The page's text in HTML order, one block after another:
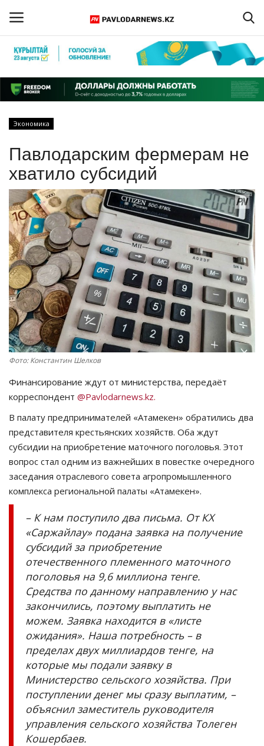
Регистрация
Главная
ПАВЛОДАРСКАЯ ОБЛАСТЬ
КАЗАХСТАН
МИР
СПЕЦПРОЕКТЫ
СПОРТ
Чек-лист
РАЗВЛЕЧЕНИЯ
Курултай
Язык
Экономика
Павлодарским фермерам не
хватило субсидий
Фото: Константин Шелков
Финансирование ждут от министерства, передаёт
корреспондент @Pavlodarnews.kz.
В палату предпринимателей «Атамекен» обратились два
представителя крестьянских хозяйств. Оба ждут
субсидии на приобретение маточного поголовья. Этот
вопрос стал одним из важнейших в повестке очередного
заседания отраслевого совета агропромышленного
комплекса региональной палаты «Атамекен».
– К нам поступило два письма. От КХ
«Саржайлау» подана заявка на получение
субсидий за приобретение
отечественного племенного маточного
поголовья на 9,6 миллиона тенге.
Средства по данному направлению у нас
закончились, поэтому выплатить не
можем. Заявка находится в «листе
ожидания». Наша потребность – в
пределах двух миллиардов тенге, на
которые мы подали заявку в
Министерство сельского хозяйства. При
поступлении денег мы сразу выплатим, –
объяснил заместитель руководителя
управления сельского хозяйства Толеген
Кошербаев.